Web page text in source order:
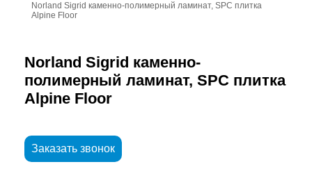
Norland Sigrid каменно-полимерный ламинат, SPC плитка
Alpine Floor
Norland Sigrid каменно-
полимерный ламинат, SPC плитка
Alpine Floor
Заказать звонок